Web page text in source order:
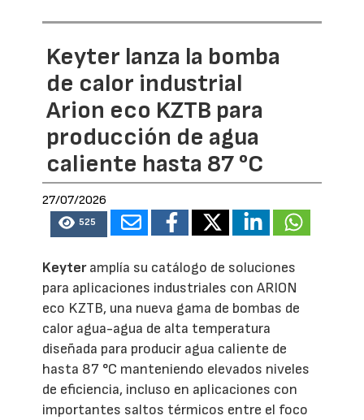
Keyter lanza la bomba
de calor industrial
Arion eco KZTB para
producción de agua
caliente hasta 87 °C
27/07/2026
525
Keyteramplía su catálogo de soluciones
para aplicaciones industriales con ARION
eco KZTB, una nueva gama de bombas de
calor agua-agua de alta temperatura
diseñada para producir agua caliente de
hasta 87 °C manteniendo elevados niveles
de eficiencia, incluso en aplicaciones con
importantes saltos térmicos entre el foco